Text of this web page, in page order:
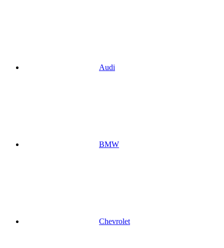
Audi
BMW
Chevrolet